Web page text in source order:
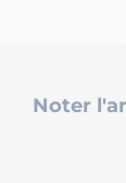
Noter